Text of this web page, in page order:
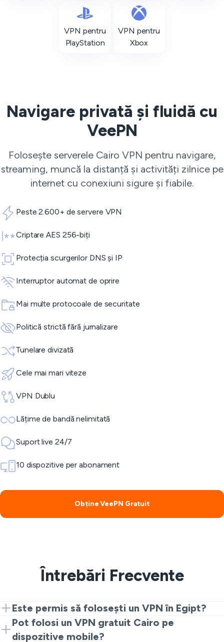
VPN pentru
PlayStation
VPN pentru
Xbox
Navigare privată și fluidă cu
VeePN
Folosește serverele Cairo VPN pentru navigare,
streaming, muncă la distanță și activități zilnice pe
internet cu conexiuni sigure și fiabile.
Peste 2.600+ de servere VPN
Criptare AES 256-biți
Protecția scurgerilor DNS și IP
Interruptor automat de oprire
Mai multe protocoale de securitate
Politică strictă fără jurnalizare
Tunelare divizată
Cele mai mari viteze
VPN Dublu
Lățime de bandă nelimitată
Suport live 24/7
10 dispozitive per abonament
Obține VeePN Gratuit
Întrebări Frecvente
Este permis să folosești un VPN în Egipt?
Serviciile VPN pot fi folosite pentru confidențialitate,
afaceri și scopuri de navigare sigură, dar reglementările
Pot folosi un VPN gratuit Cairo pe
dispozitive mobile?